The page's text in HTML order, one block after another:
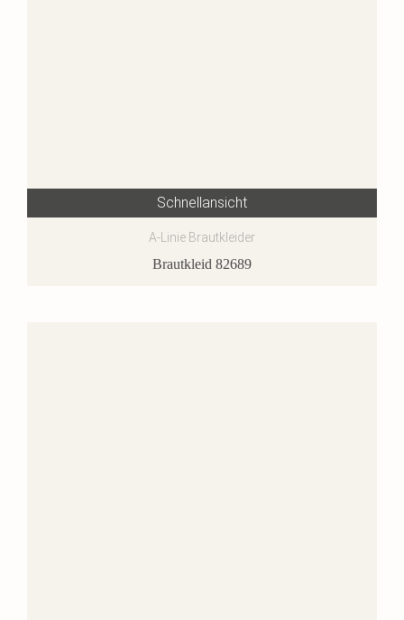
Schnellansicht
A-Linie Brautkleider
Brautkleid 82689